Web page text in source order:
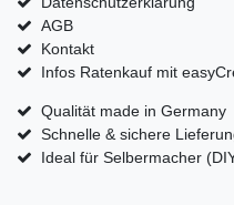
AGB
Kontakt
Infos Ratenkauf mit
Qualität made in Germany
Schnelle & sichere
Ideal für Selbermacher